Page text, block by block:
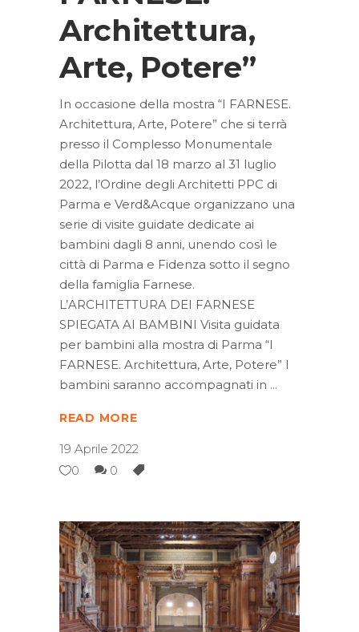
Architettura,
Arte, Potere”
In occasione della mostra “I FARNESE.
Architettura, Arte, Potere” che si terrà
presso il Complesso Monumentale
della Pilotta dal 18 marzo al 31 luglio
2022, l’Ordine degli Architetti PPC di
Parma e Verd&Acque organizzano una
serie di visite guidate dedicate ai
bambini dagli 8 anni, unendo così le
città di Parma e Fidenza sotto il segno
della famiglia Farnese.
L’ARCHITETTURA DEI FARNESE
SPIEGATA AI BAMBINI Visita guidata
per bambini alla mostra di Parma “I
FARNESE. Architettura, Arte, Potere” I
bambini saranno accompagnati in
READ MORE
19 Aprile 2022
0
0